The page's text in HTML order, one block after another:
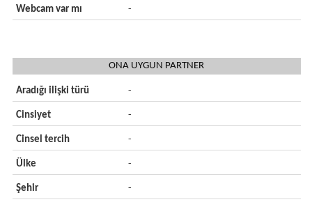
Webcam var mı -
ONA UYGUN PARTNER
Aradığı ilişki türü -
Cinsiyet -
Cinsel tercih -
Ülke -
Şehir -